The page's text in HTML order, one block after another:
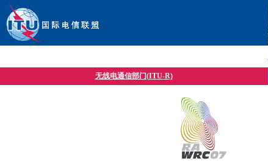
无线电通信部门(ITU-R)